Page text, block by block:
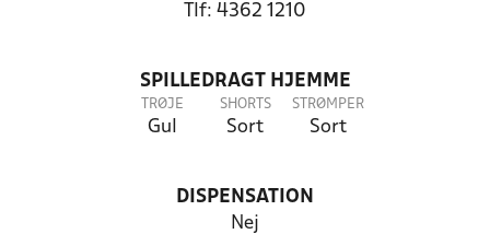
Tlf: 4362 1210
SPILLEDRAGT HJEMME
TRØJE
Gul
SHORTS
Sort
STRØMPER
Sort
DISPENSATION
Nej